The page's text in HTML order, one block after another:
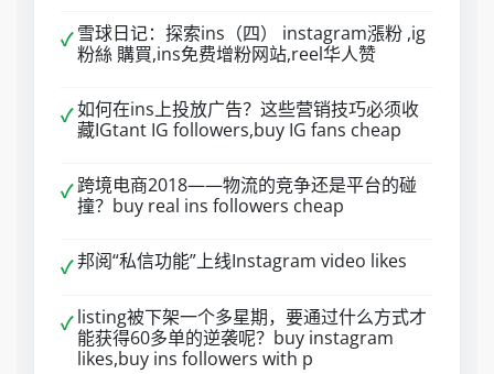
✓ 雪球日记：探索ins（四） instagram漲粉 ,ig
粉絲 購買,ins免费增粉网站,reel华人赞
✓如何在ins上投放广告？这些营销技巧必须收
藏IGtant IG followers,buy IG fans cheap
✓ 跨境电商2018——物流的竞争还是平台的碰
撞？buy real ins followers cheap
✓邦阅“私信功能”上线Instagram video likes
✓ listing被下架一个多星期，要通过什么方式才
能获得60多单的逆袭呢？buy instagram
likes,buy ins followers with p